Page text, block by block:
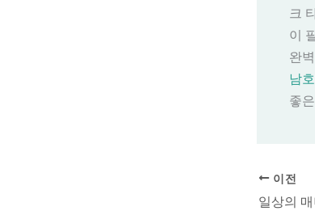
크
이
완
남
좋
이전